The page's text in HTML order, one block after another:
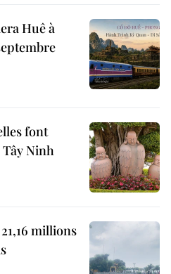
Huê à
font
Ninh
millions